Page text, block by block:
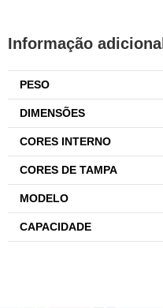
Informação adicional
PESO
DIMENSÕES
CORES INTERNO
CORES DE TAMPA
MODELO
CAPACIDADE